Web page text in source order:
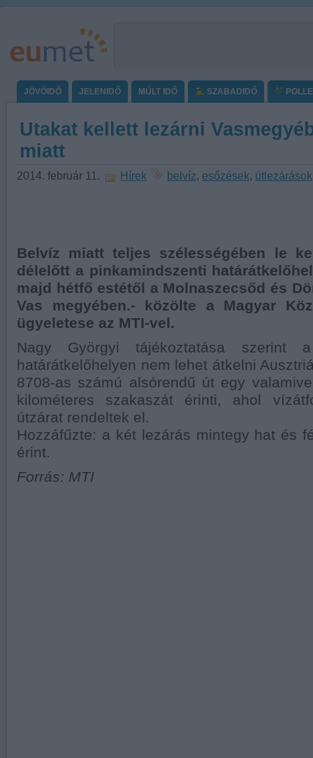
JÖVŐIDŐ JELENIDŐ MÚLT IDŐ SZABADIDŐ
Utakat kellett lezárni
miatt
2014. február 11. Hírek belvíz, esőzések, útlezárások
Belvíz miatt teljes szélességében le
délelőtt a pinkamindszenti
majd hétfő estétől a Molnaszecsőd és
Vas megyében.- közölte a Magyar
ügyeletese az MTI-vel.
Nagy Györgyi tájékoztatása szerint a
határátkelőhelyen nem lehet átkelni
8708-as számú alsórendű út egy
kilométeres szakaszát érinti, ahol
útzárat rendeltek el.
Hozzáfűzte: a két lezárás mintegy hat és
érint.
Forrás: MTI